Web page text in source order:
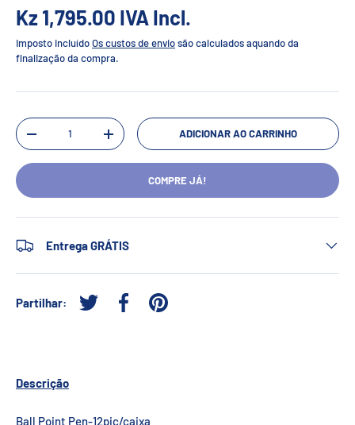
Kz 1,795.00 IVA Incl.
Imposto incluídoOs custos de enviosão calculados aquando da
finalização da compra.
Qtd.
-
+ ADICIONAR AO CARRINHO
COMPRE JÁ!
Entrega GRÁTIS
Partilhar:
Tweetar no Twitter
Partilhar no Facebook
Afixar no Pinterest
Descrição
Ball Point Pen-12pic/caixa